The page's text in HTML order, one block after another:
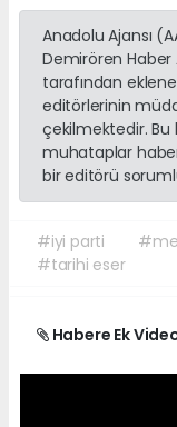
Anadolu Ajansı
Demirören Haber
tarafından
editörlerinin
çekilmektedir. Bu
muhataplar
bir editörü
#iyi parti
#tarihi eser
Habere Ek